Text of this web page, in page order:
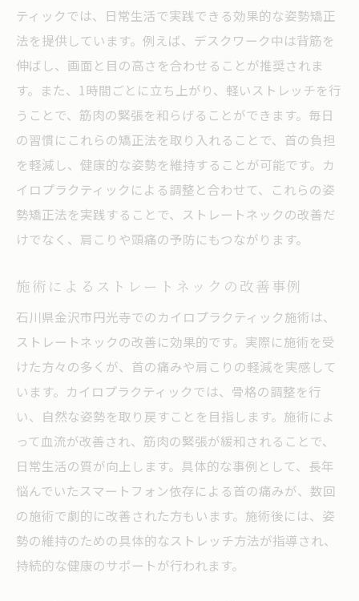
ティックでは、日常生活で実践できる効果的な姿勢矯正
法を提供しています。例えば、デスクワーク中は背筋を
伸ばし、画面と目の高さを合わせることが推奨されま
す。また、1時間ごとに立ち上がり、軽いストレッチを行
うことで、筋肉の緊張を和らげることができます。毎日
の習慣にこれらの矯正法を取り入れることで、首の負担
を軽減し、健康的な姿勢を維持することが可能です。カ
イロプラクティックによる調整と合わせて、これらの姿
勢矯正法を実践することで、ストレートネックの改善だ
けでなく、肩こりや頭痛の予防にもつながります。
施術によるストレートネックの改善事例
石川県金沢市円光寺でのカイロプラクティック施術は、
ストレートネックの改善に効果的です。実際に施術を受
けた方々の多くが、首の痛みや肩こりの軽減を実感して
います。カイロプラクティックでは、骨格の調整を行
い、自然な姿勢を取り戻すことを目指します。施術によ
って血流が改善され、筋肉の緊張が緩和されることで、
日常生活の質が向上します。具体的な事例として、長年
悩んでいたスマートフォン依存による首の痛みが、数回
の施術で劇的に改善された方もいます。施術後には、姿
勢の維持のための具体的なストレッチ方法が指導され、
持続的な健康のサポートが行われます。